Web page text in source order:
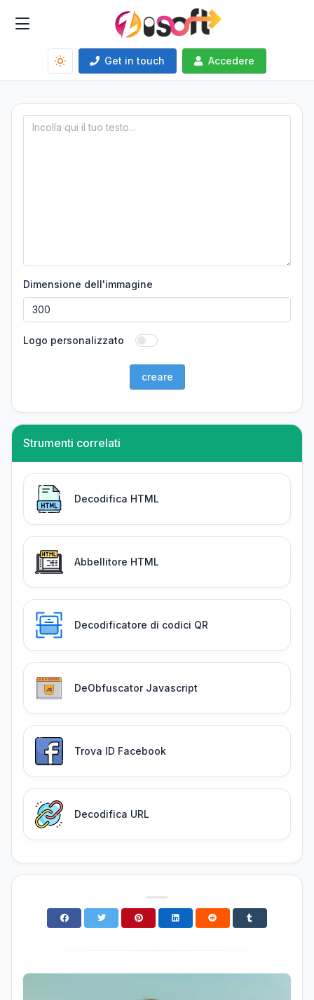
Get in touch Accedere
Dimensione dell'immagine
Logo personalizzato
creare
Strumenti correlati
Decodifica HTML
Abbellitore HTML
Decodificatore di codici QR
DeObfuscator Javascript
Trova ID Facebook
Decodifica URL